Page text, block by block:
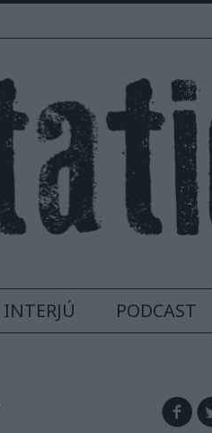
INTERJÚ PODCAST